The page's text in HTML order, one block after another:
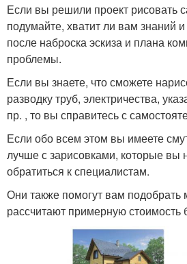
Если вы решили проект рисовать
подумайте, хватит ли вам знаний
после наброска эскиза и плана
проблемы.
Если вы знаете, что сможете
разводку труб, электричества,
пр. , то вы справитесь с
Если обо всем этом вы имеете
лучше с зарисовками, которые вы
обратиться к специалистам.
Они также помогут вам
рассчитают примерную стоимость